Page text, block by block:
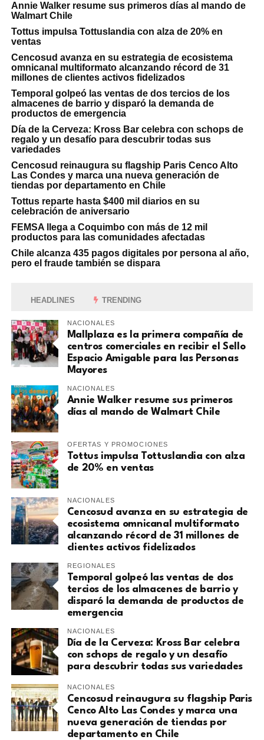
Annie Walker resume sus primeros días al mando de
Walmart Chile
Tottus impulsa Tottuslandia con alza de 20% en
ventas
Cencosud avanza en su estrategia de ecosistema
omnicanal multiformato alcanzando récord de 31
millones de clientes activos fidelizados
Temporal golpeó las ventas de dos tercios de los
almacenes de barrio y disparó la demanda de
productos de emergencia
Día de la Cerveza: Kross Bar celebra con schops de
regalo y un desafío para descubrir todas sus
variedades
Cencosud reinaugura su flagship Paris Cenco Alto
Las Condes y marca una nueva generación de
tiendas por departamento en Chile
Tottus reparte hasta $400 mil diarios en su
celebración de aniversario
FEMSA llega a Coquimbo con más de 12 mil
productos para las comunidades afectadas
Chile alcanza 435 pagos digitales por persona al año,
pero el fraude también se dispara
HEADLINES TRENDING
NACIONALES
Mallplaza es la primera compañía de
centros comerciales en recibir el Sello
Espacio Amigable para las Personas
Mayores
NACIONALES
Annie Walker resume sus primeros
días al mando de Walmart Chile
OFERTAS Y PROMOCIONES
Tottus impulsa Tottuslandia con alza
de 20% en ventas
NACIONALES
Cencosud avanza en su estrategia de
ecosistema omnicanal multiformato
alcanzando récord de 31 millones de
clientes activos fidelizados
REGIONALES
Temporal golpeó las ventas de dos
tercios de los almacenes de barrio y
disparó la demanda de productos de
emergencia
NACIONALES
Día de la Cerveza: Kross Bar celebra
con schops de regalo y un desafío
para descubrir todas sus variedades
NACIONALES
Cencosud reinaugura su flagship Paris
Cenco Alto Las Condes y marca una
nueva generación de tiendas por
departamento en Chile